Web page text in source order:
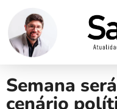
Semana
cenário